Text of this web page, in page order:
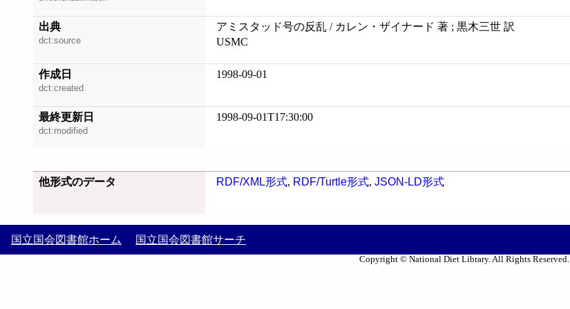
出典
dct:source
アミスタッド号の反乱 / カレン・ザイナード 著 ; 黒木三世 訳
USMC
作成日
dct:created
1998-09-01
最終更新日
dct:modified
1998-09-01T17:30:00
他形式のデータ RDF/XML形式, RDF/Turtle形式, JSON-LD形式
国立国会図書館ホーム 国立国会図書館サーチ
Copyright © National Diet Library. All Rights Reserved.